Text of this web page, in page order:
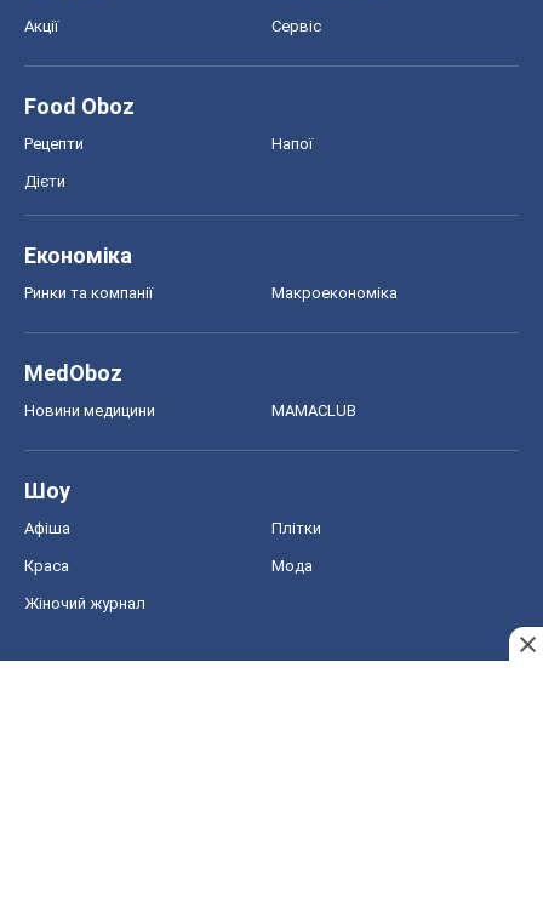
Акції Сервіс
Food Oboz
Рецепти Напої
Дієти
Економіка
Ринки та компанії Макроекономіка
MedOboz
Новини медицини MAMACLUB
Шоу
Афіша Плітки
Краса Мода
Жіночий журнал